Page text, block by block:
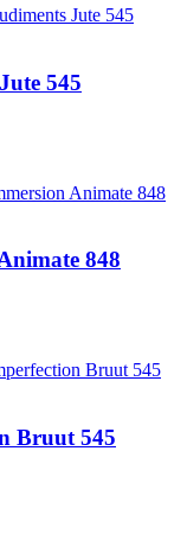
545
848
Bruut 545